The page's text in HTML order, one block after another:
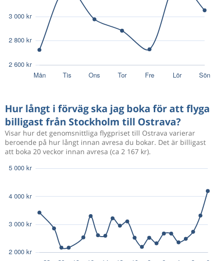
Hur långt i förväg ska jag boka för att flyga
billigast från Stockholm till Ostrava?
Visar hur det genomsnittliga flygpriset till Ostrava varierar
beroende på hur långt innan avresa du bokar. Det är billigast
att boka 20 veckor innan avresa (ca 2 167 kr).